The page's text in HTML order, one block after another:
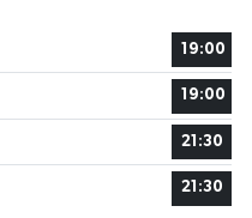
19:00
19:00
21:30
21:30